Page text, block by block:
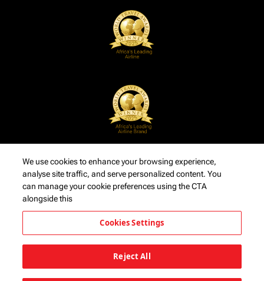
We use cookies to enhance your browsing experience,
analyse site traffic, and serve personalized content. You
can manage your cookie preferences using the CTA
alongside this
Cookies Settings
Reject All